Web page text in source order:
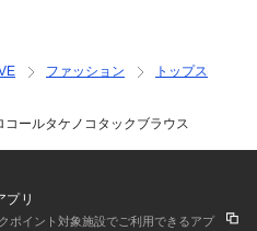
すめ ＞
荷・ラスト１点・値下げなど
きます。
ことができます。
商品の品質表示タグをご覧くだ
ファッション
トップス
ールタケノコタックブラウス
プリ
ポイント対象施設でご利用できるアプ